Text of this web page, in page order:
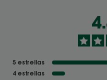
5 estrellas
4 estrellas